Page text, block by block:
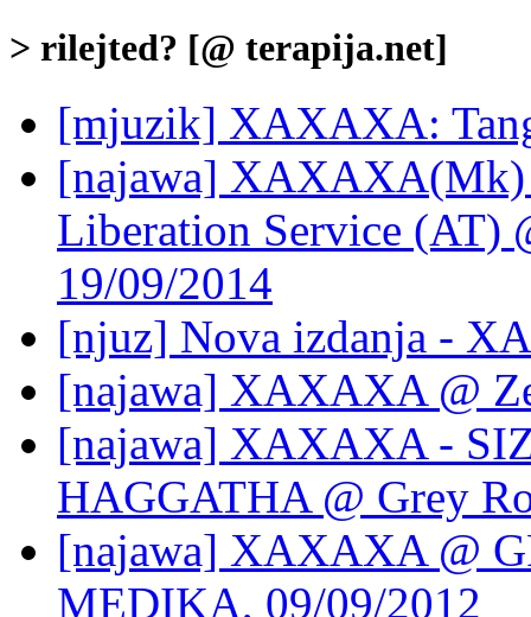
> rilejted? [@ terapija.net]
[mjuzik] XAXAXA:
[najawa]
Liberation Service (AT)
19/09/2014
[njuz] Nova izdanja -
[najawa] XAXAXA @
[najawa] XAXAXA -
HAGGATHA @ Grey
[najawa] XAXAXA @
MEDIKA, 09/09/2012